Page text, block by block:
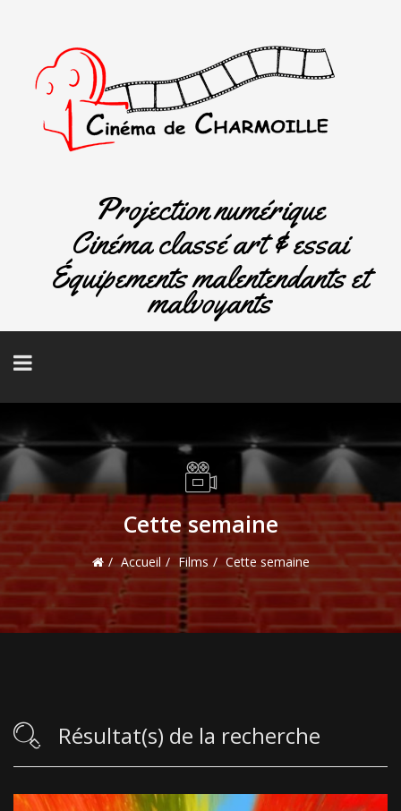
Projection numérique
Cinéma classé art & essai
Équipements malentendants et
malvoyants
Cette semaine
Accueil Films Cette semaine
Résultat(s) de la recherche